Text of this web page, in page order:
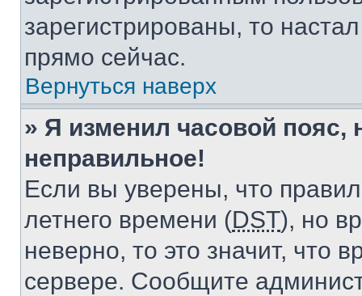
зарегистрированы, то
прямо сейчас.
Вернуться наверх
» Я изменил часовой пояс,
неправильное!
Если вы уверены, что
летнего времени (DST), но
неверно, то это значит, что
сервере. Сообщите